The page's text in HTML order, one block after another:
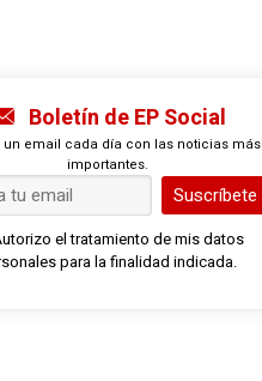
Boletín de EP Social
un email cada día con las noticias más
importantes.
Suscríbete
el tratamiento de mis datos
para la finalidad indicada.